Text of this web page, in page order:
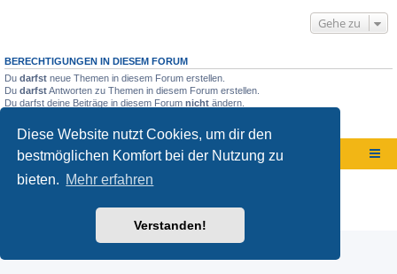
Diese Website nutzt Cookies, um dir den
bestmöglichen Komfort bei der Nutzung zu
bieten. Mehr erfahren
Verstanden!
Gehe zu
BERECHTIGUNGEN IN DIESEM FORUM
Du darfst neue Themen in diesem Forum erstellen.
Du darfstAntworten zu Themen in diesem Forum erstellen.
Du darfst deine Beiträge in diesem Forum nicht ändern.
Du darfst
keine Dateianhänge in diesem Forum erstellen.
Foren-Übersicht
Powered byphpBB
Nutzungsbedingungen